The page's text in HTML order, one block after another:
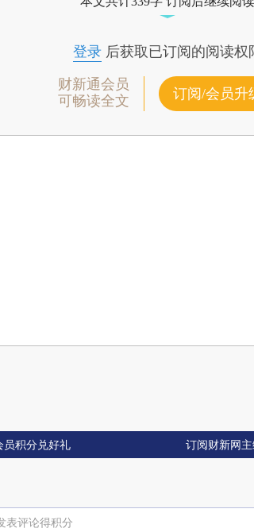
登录后获取已订阅的阅读权
财新通会员
可畅读全文
订阅/会员升
员积分兑好礼 订阅财新网
表评论得积分